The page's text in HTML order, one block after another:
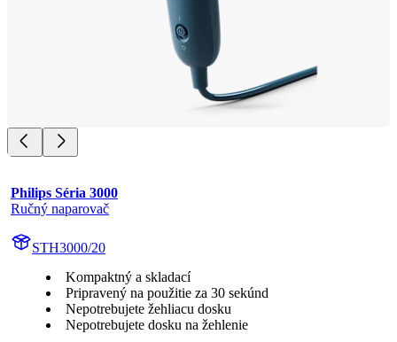
Philips Séria 3000
Ručný naparovač
STH3000/20
Kompaktný a skladací
Pripravený na použitie za 30 sekúnd
Nepotrebujete žehliacu dosku
Nepotrebujete dosku na žehlenie